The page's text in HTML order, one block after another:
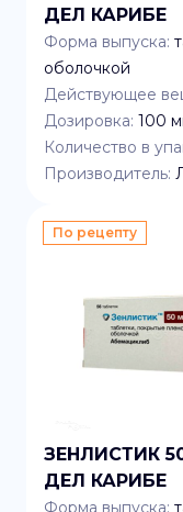
ДЕЛ КАРИБЕ
Форма выпуска:
оболочкой
Действующее
Дозировка: 100
Количество в
Производитель:
По рецепту
ЗЕНЛИСТИК
ДЕЛ КАРИБЕ
Форма выпуска: